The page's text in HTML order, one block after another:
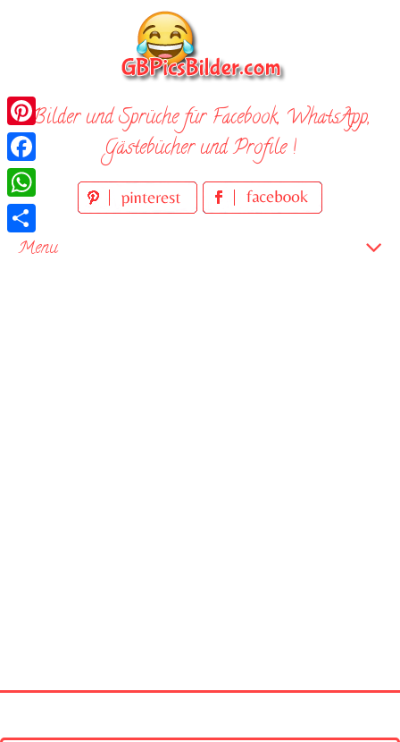
Bilder und Sprüche für Facebook, WhatsApp,
Gästebücher und Profile !
Menu
Pinterest
Facebook
WhatsApp
Teilen